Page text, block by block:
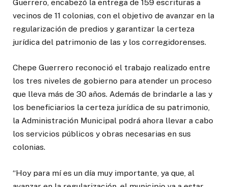
Guerrero, encabezó la entrega de 159 escrituras a
vecinos de 11 colonias, con el objetivo de avanzar en la
regularización de predios y garantizar la certeza
jurídica del patrimonio de las y los corregidorenses.
Chepe Guerrero reconoció el trabajo realizado entre
los tres niveles de gobierno para atender un proceso
que lleva más de 30 años. Además de brindarle a las y
los beneficiarios la certeza jurídica de su patrimonio,
la Administración Municipal podrá ahora llevar a cabo
los servicios públicos y obras necesarias en sus
colonias.
“Hoy para mí es un día muy importante, ya que, al